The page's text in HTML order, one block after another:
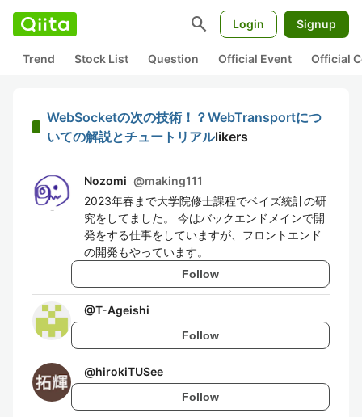
search Login Signup
Trend Stock List Question Official Event Official
WebSocketの次の技術！？WebTransportにつ
いての解説とチュートリアルlikers
Nozomi @making111
2023年春まで大学院修士課程でベイズ統計の研
究をしてました。 今はバックエンドメインで開
発をする仕事をしていますが、フロントエンド
の開発もやっています。
Follow
@T-Ageishi
Follow
@hirokiTUSee
Follow